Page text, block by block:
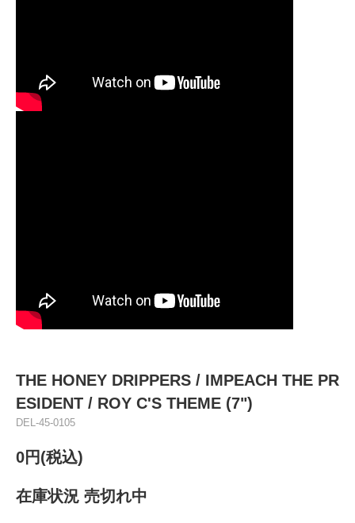
THE HONEY DRIPPERS / IMPEACH THE PR
ESIDENT / ROY C'S THEME (7")
DEL-45-0105
0円(税込)
在庫状況 売切れ中